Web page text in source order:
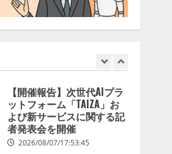
2026/08/07/10:54:31
【ドローン
AI】ドローン
操縦をAIがアドバイス「AI
【開催報告】次世代AIプラ
ットフォーム「TAIZA」お
よび新サービスに関する記
者発表会を開催
2026/08/07/17:53:45